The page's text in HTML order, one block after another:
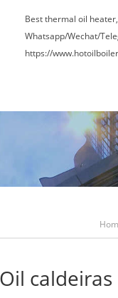
Best thermal oil
Whatsapp/Wechat/
https://